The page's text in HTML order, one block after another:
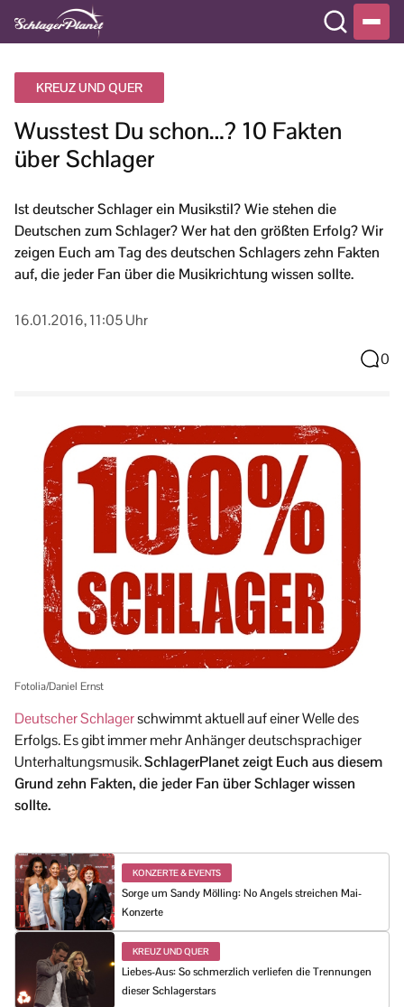
KREUZ UND QUER
Wusstest Du schon…? 10 Fakten
über Schlager
Ist deutscher Schlager ein Musikstil? Wie stehen die
Deutschen zum Schlager? Wer hat den größten Erfolg? Wir
zeigen Euch am Tag des deutschen Schlagers zehn Fakten
auf, die jeder Fan über die Musikrichtung wissen sollte.
16.01.2016, 11:05 Uhr
0
Fotolia/Daniel Ernst
Deutscher Schlagerschwimmt aktuell auf einer Welle des
Erfolgs. Es gibt immer mehr Anhänger deutschsprachiger
Unterhaltungsmusik.SchlagerPlanet zeigt Euch aus diesem
Grund zehn Fakten, die jeder Fan über Schlager wissen
sollte.
KONZERTE & EVENTS
Sorge um Sandy Mölling: No Angels streichen Mai-
Konzerte
KREUZ UND QUER
Liebes-Aus: So schmerzlich verliefen die Trennungen
dieser Schlagerstars